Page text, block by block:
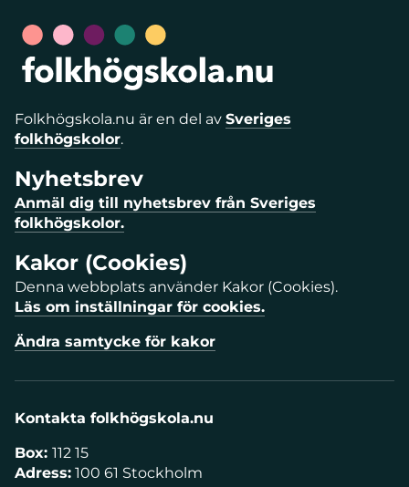
Folkhögskola.nu är en del av Sveriges
folkhögskolor.
Nyhetsbrev
Anmäl dig till nyhetsbrev från Sveriges
folkhögskolor.
Kakor (Cookies)
Denna webbplats använder Kakor (Cookies).
Läs om inställningar för cookies.
Ändra samtycke för kakor
Kontakta folkhögskola.nu
Box: 112 15
Adress: 100 61 Stockholm